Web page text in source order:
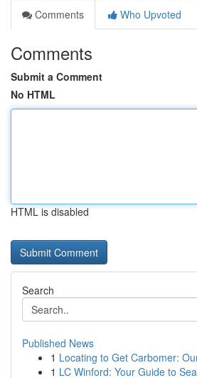
Comments
Who Upvoted
Comments
Submit a Comment
No HTML
HTML is disabled
Search
Published News
1 Locating to Get Carbomer:
1 LC Winford: Your Guide to